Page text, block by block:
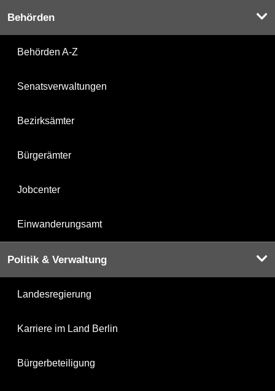
Behörden
Behörden A-Z
Senatsverwaltungen
Bezirksämter
Bürgerämter
Jobcenter
Einwanderungsamt
Politik & Verwaltung
Landesregierung
Karriere im Land Berlin
Bürgerbeteiligung